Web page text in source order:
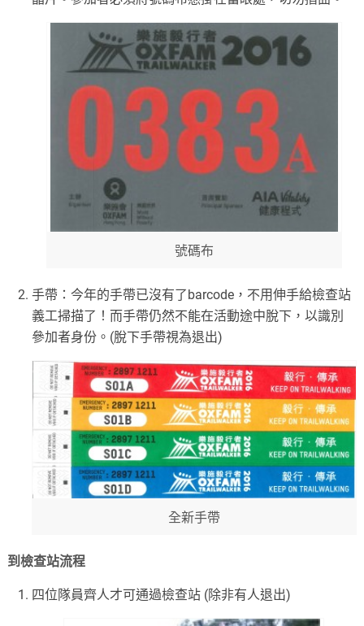
號碼布
手帶：今年的手帶已沒有了barcode，不用伸手給檢查站
義工掃描了！而手帶仍然不能在活動途中脫下，以識別
參加者身份。(脫下手帶視為退出)
全新手帶
到檢查站流程
四位隊員齊人才可通過檢查站 (除非有人退出)